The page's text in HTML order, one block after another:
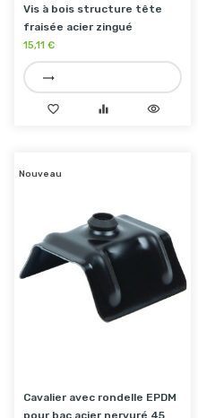
Vis à bois structure tête
fraisée acier zingué
15,11 €
trending_flat
favorite_border equalizer visibility
Nouveau
Cavalier avec rondelle EPDM
pour bac acier nervuré 45